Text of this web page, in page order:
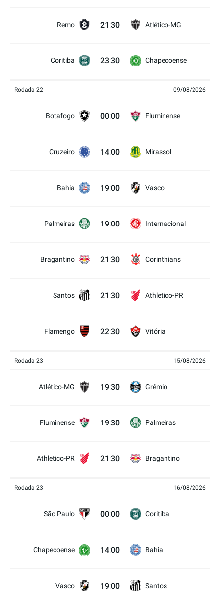
Remo 21:30 Atlético-MG
Coritiba 23:30 Chapecoense
Rodada 22 09/08/2026
Botafogo 00:00 Fluminense
Cruzeiro 14:00 Mirassol
Bahia 19:00 Vasco
Palmeiras 19:00 Internacional
Bragantino 21:30 Corinthians
Santos 21:30 Athletico-PR
Flamengo 22:30 Vitória
Rodada 23 15/08/2026
Atlético-MG 19:30 Grêmio
Fluminense 19:30 Palmeiras
Athletico-PR 21:30 Bragantino
Rodada 23 16/08/2026
São Paulo 00:00 Coritiba
Chapecoense 14:00 Bahia
Vasco 19:00 Santos